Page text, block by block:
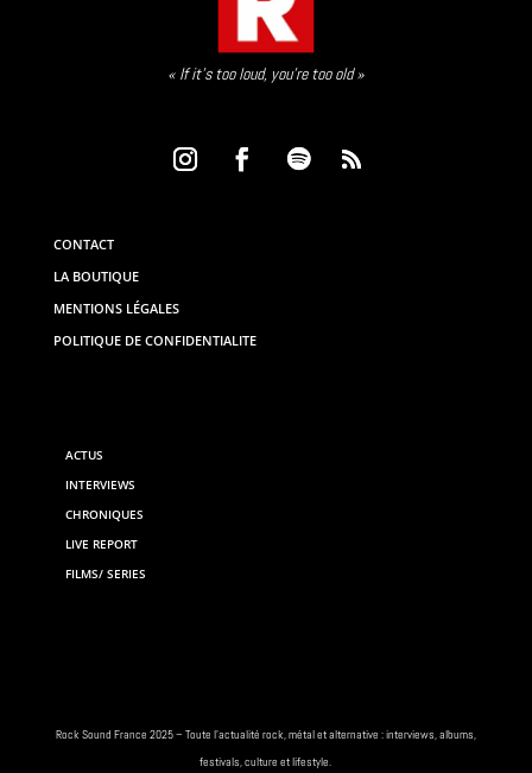
« If it’s too loud, you’re too old »
CONTACT
LA BOUTIQUE
MENTIONS LÉGALES
POLITIQUE DE CONFIDENTIALITE
ACTUS
INTERVIEWS
CHRONIQUES
LIVE REPORT
FILMS/ SERIES
Rock Sound France 2025 – Toute l’actualité rock, métal et alternative : interviews,albums,
festivals, culture et lifestyle.